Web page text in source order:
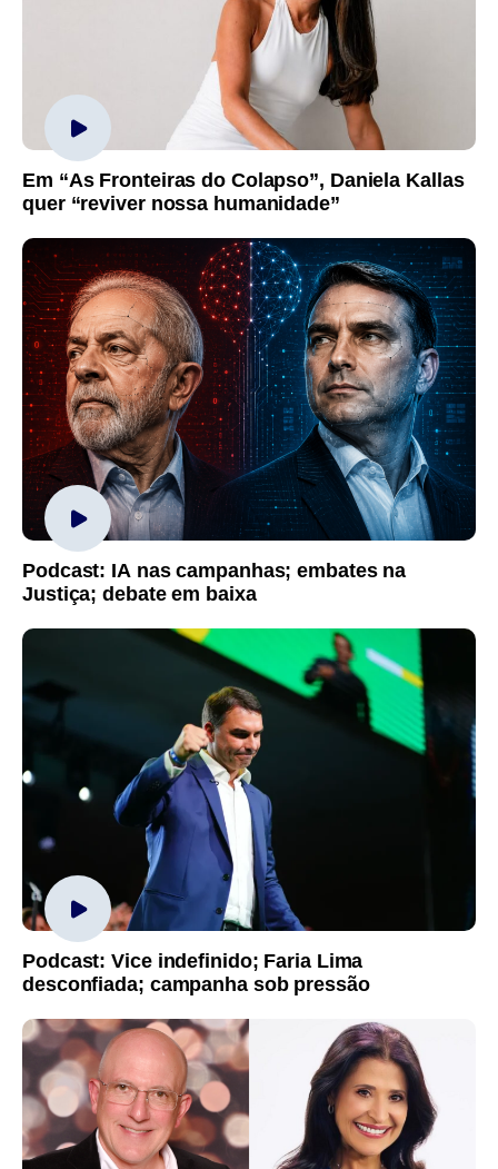
Em “As Fronteiras do Colapso”, Daniela Kallas
quer “reviver nossa humanidade”
Podcast: IA nas campanhas; embates na
Justiça; debate em baixa
Podcast: Vice indefinido; Faria Lima
desconfiada; campanha sob pressão